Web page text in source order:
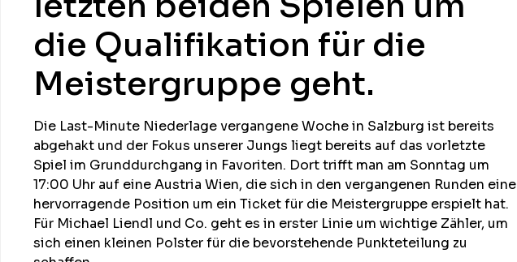
die Qualifikation für die
Meistergruppe geht.
Die Last-Minute Niederlage vergangene Woche in Salzburg ist bereits
abgehakt und der Fokus unserer Jungs liegt bereits auf das vorletzte
Spiel im Grunddurchgang in Favoriten. Dort trifft man am Sonntag um
17:00 Uhr auf eine Austria Wien, die sich in den vergangenen Runden eine
hervorragende Position um ein Ticket für die Meistergruppe erspielt hat.
Für Michael Liendl und Co. geht es in erster Linie um wichtige Zähler, um
sich einen kleinen Polster für die bevorstehende Punkteteilung zu